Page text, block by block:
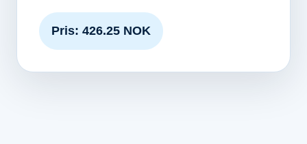
Pris: 426.25 NOK